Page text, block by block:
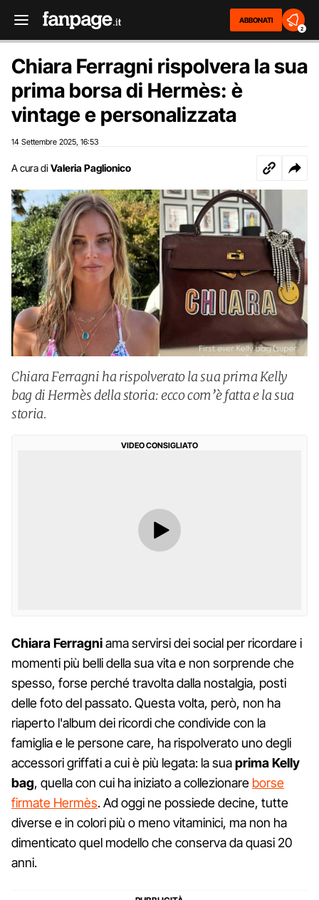
ABBONATI
2
Chiara Ferragni rispolvera la sua
prima borsa di Hermès: è
vintage e personalizzata
14 Settembre 2025 16:53
A cura di Valeria Paglionico
Chiara Ferragni ha rispolverato la sua prima Kelly
bag di Hermès della storia: ecco com’è fatta e la sua
storia.
VIDEO CONSIGLIATO
Chiara Ferragniama servirsi dei social per ricordare i
momenti più belli della sua vita e non sorprende che
spesso, forse perché travolta dalla nostalgia, posti
delle foto del passato. Questa volta, però, non ha
riaperto l'album dei ricordi che condivide con la
famiglia e le persone care, ha rispolverato uno degli
accessori griffati a cui è più legata: la suaprima Kelly
bag, quella con cui ha iniziato a collezionare borse
firmate Hermès. Ad oggi ne possiede decine, tutte
diverse e in colori più o meno vitaminici, ma non ha
dimenticato quel modello che conserva da quasi 20
anni.